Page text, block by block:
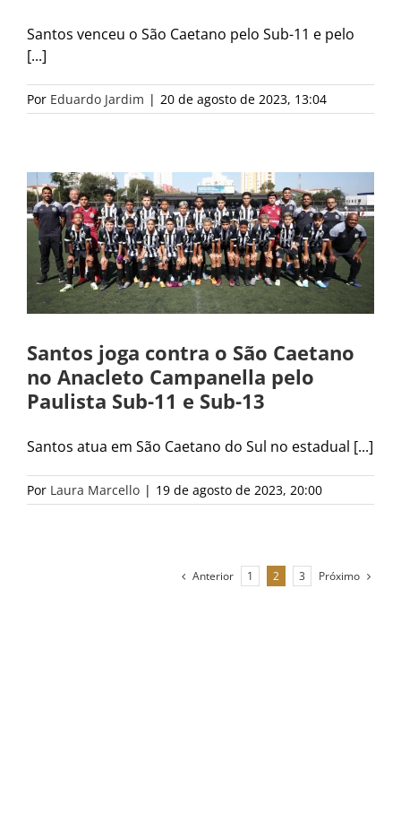
Santos venceu o São Caetano pelo Sub-11 e pelo
[...]
Por Eduardo Jardim | 20 de agosto de 2023, 13:04
Santos joga contra o São Caetano
no Anacleto Campanella pelo
Paulista Sub-11 e Sub-13
Santos atua em São Caetano do Sul no estadual [...]
Por Laura Marcello | 19 de agosto de 2023, 20:00
Anterior 1 2 3 Próximo